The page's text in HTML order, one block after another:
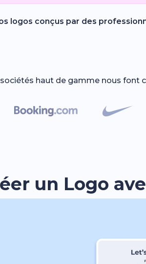
logos conçus par des
sociétés haut de gamme nous font
un Logo